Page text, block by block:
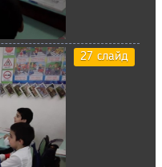
27 слайд